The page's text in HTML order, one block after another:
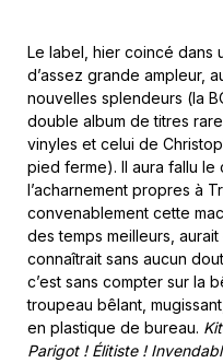
Le label, hier coincé dans
d’assez grande ampleur,
nouvelles splendeurs (la
double album de titres
vinyles et celui de
pied ferme). Il aura fallu
l’acharnement propres à
convenablement cette
des temps meilleurs,
connaîtrait sans aucun
c’est sans compter sur la
troupeau bêlant,
en plastique de bureau.
Parigot ! Élitiste !